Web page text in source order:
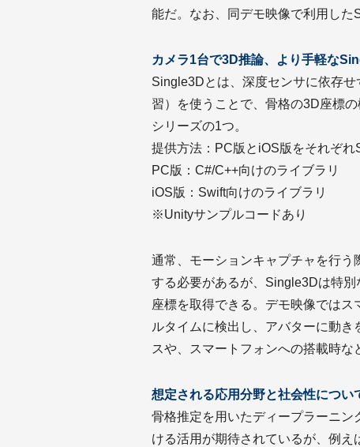
能だ。なお、同デモ映像で利用した
カメラ1台で3D推論、より手軽な
Single3Dとは、深度センサに依存
習）を使うことで、骨格の3D座標
シリーズの1つ。
提供方法：PC版とiOS版をそれぞれ
PC版：C#/C++向けのライブラリ
iOS版：Swift向けのライブラリ
※Unityサンプルコードあり
通常、モーションキャプチャを行
する必要があるが、Single3Dは特
座標を取得できる。デモ映像では
ルタイムに検出し、アバターに動
スや、スマートフォンへの搭載時な
想定される応用分野と社会性につい
骨格推定を用いたディープラーニ
ける活用が期待されているが、例え